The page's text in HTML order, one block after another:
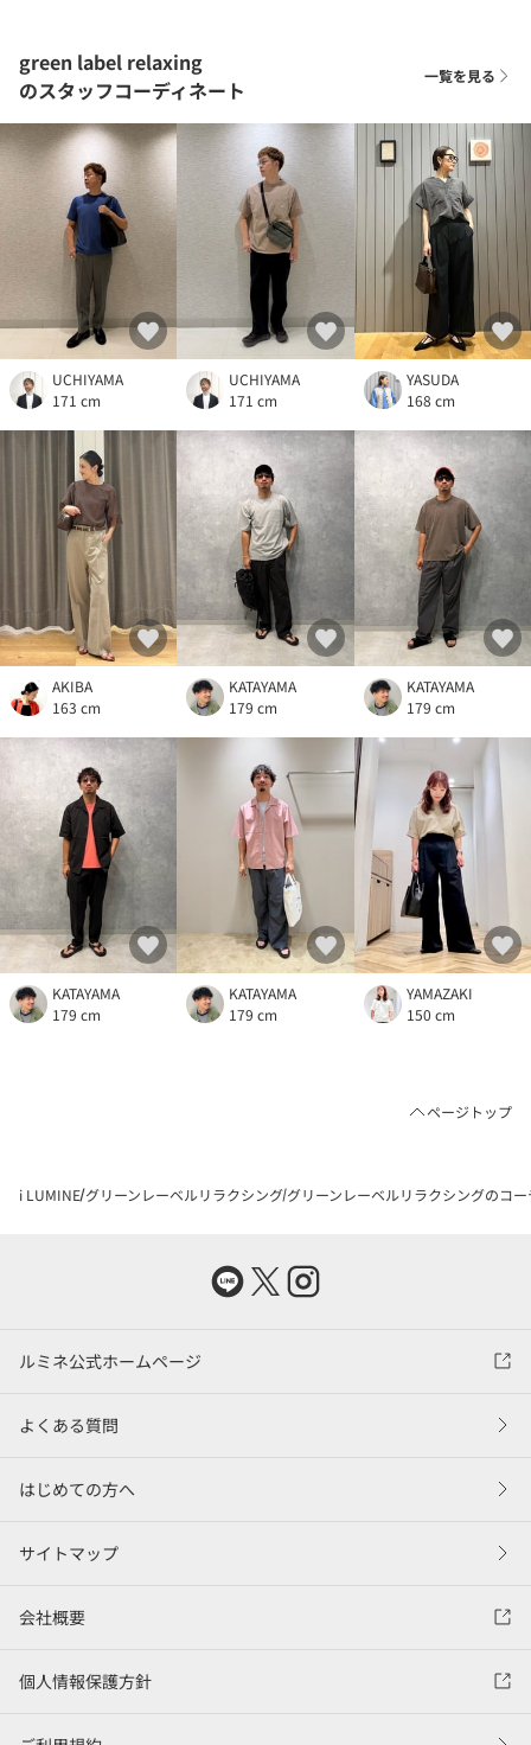
green label relaxing
のスタッフコーディネート
一覧を見る
UCHIYAMA
171 cm
UCHIYAMA
171 cm
YASUDA
168 cm
AKIBA
163 cm
KATAYAMA
179 cm
KATAYAMA
179 cm
KATAYAMA
179 cm
KATAYAMA
179 cm
YAMAZAKI
150 cm
ページトップ
i LUMINE グリーンレーベルリラクシング グリーンレーベルリラクシングのコ
ルミネ公式ホームページ
よくある質問
はじめての方へ
サイトマップ
会社概要
個人情報保護方針